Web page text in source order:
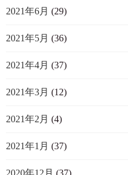
2021年6月 (29)
2021年5月 (36)
2021年4月 (37)
2021年3月 (12)
2021年2月 (4)
2021年1月 (37)
2020年12月 (37)